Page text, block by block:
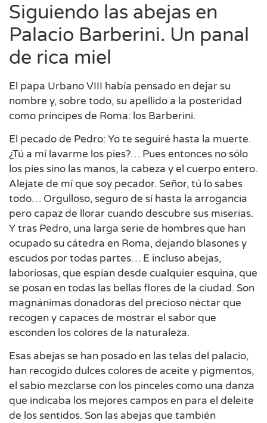
Siguiendo las abejas en
Palacio Barberini. Un panal
de rica miel
El papa Urbano VIII había pensado en dejar su
nombre y, sobre todo, su apellido a la posteridad
como príncipes de Roma: los Barberini.
El pecado de Pedro: Yo te seguiré hasta la muerte.
¿Tú a mí lavarme los pies?… Pues entonces no sólo
los pies sino las manos, la cabeza y el cuerpo entero.
Alejate de mí que soy pecador. Señor, tú lo sabes
todo… Orgulloso, seguro de sí hasta la arrogancia
pero capaz de llorar cuando descubre sus miserias.
Y tras Pedro, una larga serie de hombres que han
ocupado su cátedra en Roma, dejando blasones y
escudos por todas partes… E incluso abejas,
laboriosas, que espían desde cualquier esquina, que
se posan en todas las bellas flores de la ciudad. Son
magnánimas donadoras del precioso néctar que
recogen y capaces de mostrar el sabor que
esconden los colores de la naturaleza.
Esas abejas se han posado en las telas del palacio,
han recogido dulces colores de aceite y pigmentos,
el sabio mezclarse con los pinceles como una danza
que indicaba los mejores campos en para el deleite
de los sentidos. Son las abejas que también